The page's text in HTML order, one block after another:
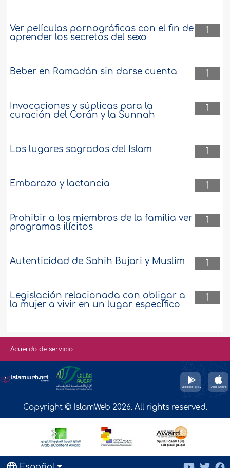
1
Ver películas pornográficas con el fin de
aprender los secretos del sexo
1
Beber en Ramadán sin darse cuenta
1
Invocaciones y súplicas para la
curación del Corán y la Sunnah
1
Los lugares sagrados del Islam
1
Embarazo y lactancia
1
Prohibir a los miembros de la familia ver
programas ilícitos
1
Autenticidad de Sahih Bujari y Muslim
1
Legislación relacionada con obligar a
la mujer a vivir en un lugar específico
Acuerdo de servicio
Copyright © IslamWeb 2026. All rights reserved.